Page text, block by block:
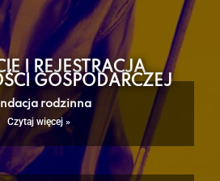
I REJESTRACJA
GOSPODARCZEJ
rodzinna
Czytaj więcej »